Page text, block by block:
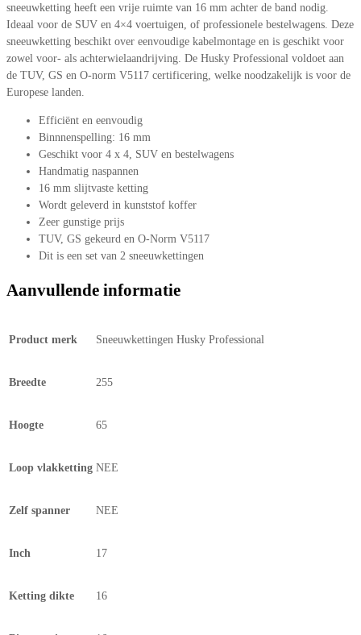
sneeuwketting heeft een vrije ruimte van 16 mm achter de band nodig.
Ideaal voor de SUV en 4×4 voertuigen, of professionele bestelwagens. Deze
sneeuwketting beschikt over eenvoudige kabelmontage en is geschikt voor
zowel voor- als achterwielaandrijving. De Husky Professional voldoet aan
de TUV, GS en O-norm V5117 certificering, welke noodzakelijk is voor de
Europese landen.
Efficiënt en eenvoudig
Binnnenspelling: 16 mm
Geschikt voor 4 x 4, SUV en bestelwagens
Handmatig naspannen
16 mm slijtvaste ketting
Wordt geleverd in kunststof koffer
Zeer gunstige prijs
TUV, GS gekeurd en O-Norm V5117
Dit is een set van 2 sneeuwkettingen
Aanvullende informatie
Product merk Sneeuwkettingen Husky Professional
Breedte 255
Hoogte 65
Loop vlakketting NEE
Zelf spanner NEE
Inch 17
Ketting dikte 16